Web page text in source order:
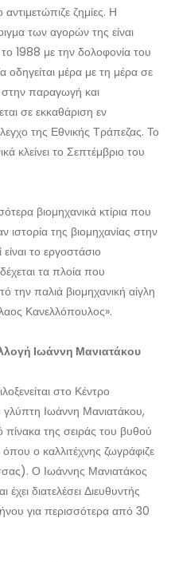
ζημίες. Η
των αγορών της είναι
1988 με την δολοφονία του
μέρα με τη μέρα σε
παραγωγή και
σε εκκαθάριση εν
της Εθνικής Τράπεζας. Το
κλείνει το Σεπτέμβριο του
βιομηχανικά κτίρια που
της βιομηχανίας στην
το εργοστάσιο
τα πλοία που
την παλιά βιομηχανική αίγλη
Κανελλόπουλος».
Ιωάννη Μανιατάκου
στο Κέντρο
γλύπτη Ιωάννη Μανιατάκου,
της σειράς του βυθού
όπου ο καλλιτέχνης ζωγράφιζε
Ο Ιωάννης Μανιατάκος
έχει διατελέσει Διευθυντής
για περισσότερα από 30